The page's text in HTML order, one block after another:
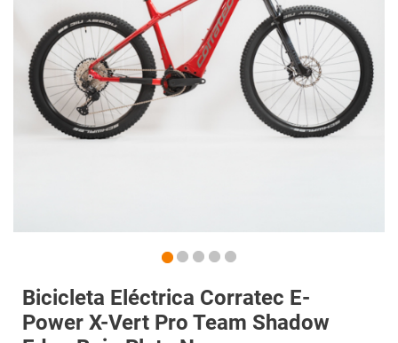
Bicicleta Eléctrica Corratec E-
Power X-Vert Pro Team Shadow